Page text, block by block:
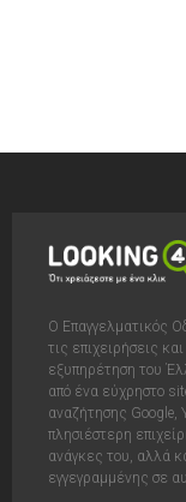
Ο Επαγγελματικός
τις επιχειρήσεις
εξυπηρέτηση του
από ένα εύχρηστο
αναζήτησης Google,
πλησιέστερη
ανάγκες του, αλλά
εγγεγραμμένης σε